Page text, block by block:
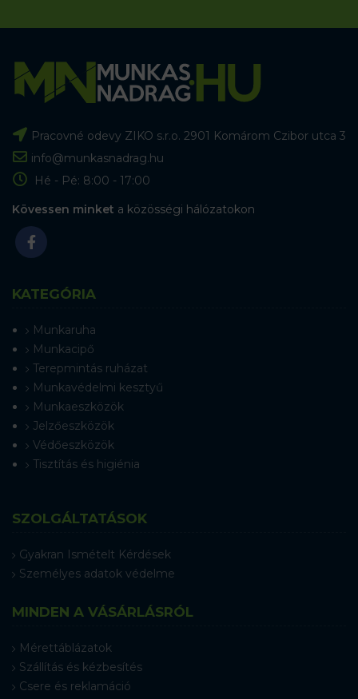
Pracovné odevy ZIKO s.r.o. 2901 Komárom Czibor utca 3
info@munkasnadrag.hu
Hé - Pé: 8:00 - 17:00
Kövessen minket a közösségi hálózatokon
KATEGÓRIA
Munkaruha
Munkacipő
Terepmintás ruházat
Munkavédelmi kesztyű
Munkaeszközök
Jelzőeszközök
Védőeszközök
Tisztítás és higiénia
SZOLGÁLTATÁSOK
Gyakran Ismételt Kérdések
Személyes adatok védelme
MINDEN A VÁSÁRLÁSRÓL
Mérettáblázatok
Szállítás és kézbesítés
Csere és reklamáció